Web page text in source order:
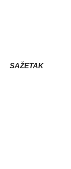
SAŽETAK